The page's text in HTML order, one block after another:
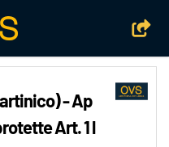
- Ap
Art. 1 l